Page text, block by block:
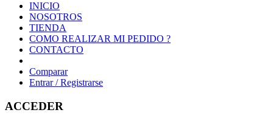
INICIO
NOSOTROS
TIENDA
COMO REALIZAR MI PEDIDO ?
CONTACTO
Comparar
Entrar / Registrarse
ACCEDER